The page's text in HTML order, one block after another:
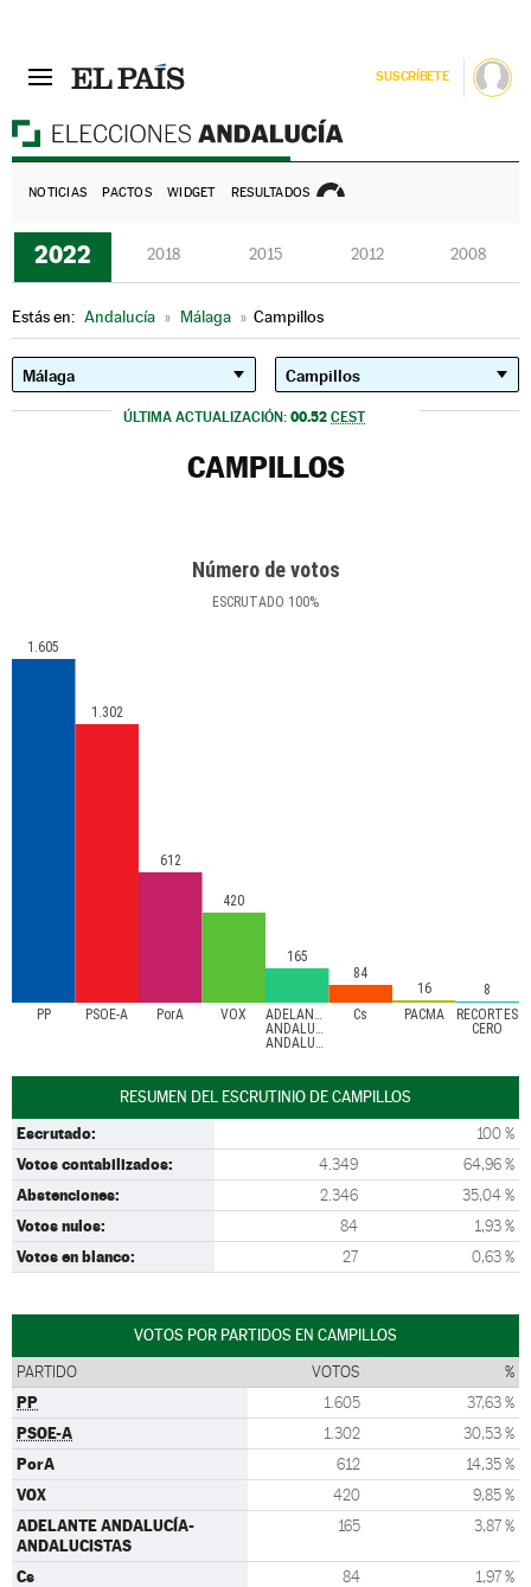
SUSCRÍBETE
NOTICIAS PACTOS WIDGET RESULTADOS
2022 2018 2015 2012 2008
Estás en: Andalucía » Málaga » Campillos
ÚLTIMA ACTUALIZACIÓN: 00.52 CEST
CAMPILLOS
Número de votos
ESCRUTADO 100%
PP PSOE-A PorA VOX
ADELANTE
ANDALUCÍA-
ANDALUCISTAS
Cs PACMA
RECORTES
CERO
1.605
1.302
612
420
165
84
16
8
RESUMEN DEL ESCRUTINIO DE CAMPILLOS
Escrutado: 100 %
Votos contabilizados: 4.349 64,96 %
Abstenciones: 2.346 35,04 %
Votos nulos: 84 1,93 %
Votos en blanco: 27 0,63 %
VOTOS POR PARTIDOS EN CAMPILLOS
PARTIDO VOTOS %
PP 1.605 37,63 %
PSOE-A 1.302 30,53 %
PorA 612 14,35 %
VOX 420 9,85 %
ADELANTE ANDALUCÍA-
ANDALUCISTAS
165 3,87 %
Cs 84 1,97 %